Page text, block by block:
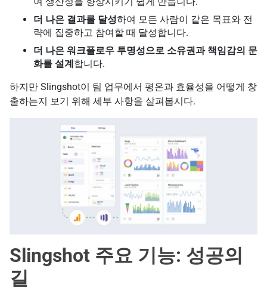
더 나은 결과를 달성하여 모든 사람이 같은 목표와 전
략에 집중하고 참여할 때 달성합니다.
더 나은 워크플로우 투명성으로 소유권과 책임감의 문
화를 설계 합니다.
하지만 Slingshot이 팀 업무에서 평온과 효율성을 어떻게 창
출하는지 보기 위해 세부 사항을 살펴봅시다.
Slingshot 주요 기능: 성공의
길